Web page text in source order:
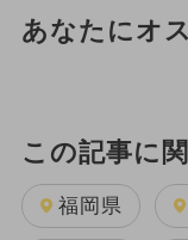
あなたにオ
この記事に
福岡県